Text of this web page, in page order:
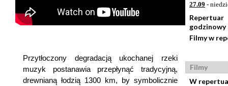
Przytłoczony degradacją ukochanej rzeki
muzyk postanawia przepłynąć tradycyjną,
drewnianą łodzią 1300 km, by symbolicznie
27.09 -
Repertuar
godzinowy
Filmy w
Filmy
W